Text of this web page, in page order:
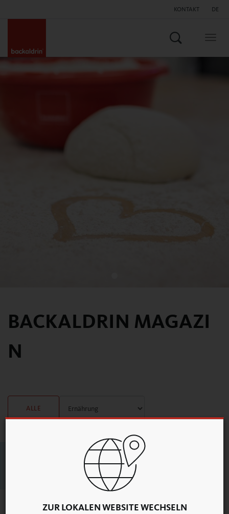
ZUR LOKALEN WEBSITE WECHSELN
KONTAKT DE
Suchen
BACKALDRIN MAGAZI
N
ALLE
Die Liste enthält keine Blogbeiträge.